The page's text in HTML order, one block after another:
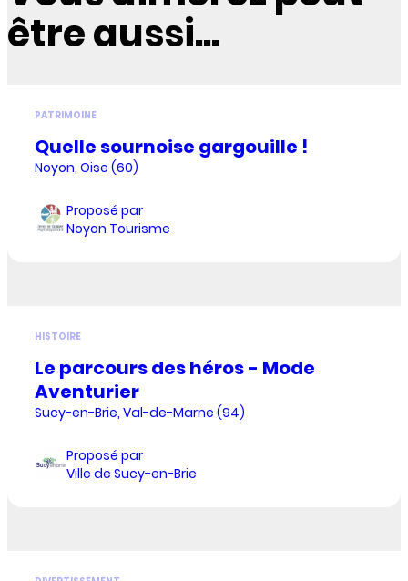
être aussi...
PATRIMOINE
Quelle sournoise gargouille !
Noyon, Oise (60)
Proposé par
Noyon Tourisme
HISTOIRE
Le parcours des héros - Mode
Aventurier
Sucy-en-Brie, Val-de-Marne (94)
Proposé par
Ville de Sucy-en-Brie